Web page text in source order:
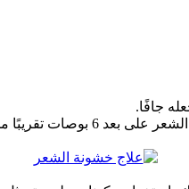
جافًا.
قلل استخدام المجفف